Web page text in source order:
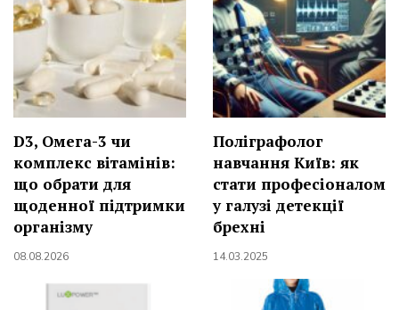
D3, Омега-3 чи
комплекс вітамінів:
що обрати для
щоденної підтримки
організму
08.08.2026
Поліграфолог
навчання Київ: як
стати професіоналом
у галузі детекції
брехні
14.03.2025